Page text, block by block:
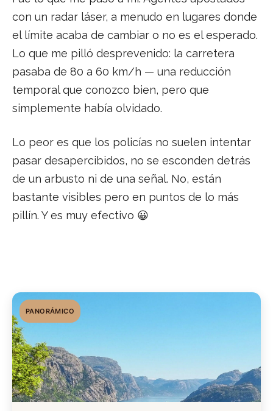
con un radar láser, a menudo en lugares donde
el límite acaba de cambiar o no es el esperado.
Lo que me pilló desprevenido: la carretera
pasaba de 80 a 60 km/h — una reducción
temporal que conozco bien, pero que
simplemente había olvidado.
Lo peor es que los policías no suelen intentar
pasar desapercibidos, no se esconden detrás
de un arbusto ni de una señal. No, están
bastante visibles pero en puntos de lo más
pillín. Y es muy efectivo 😀
PANORÁMICO